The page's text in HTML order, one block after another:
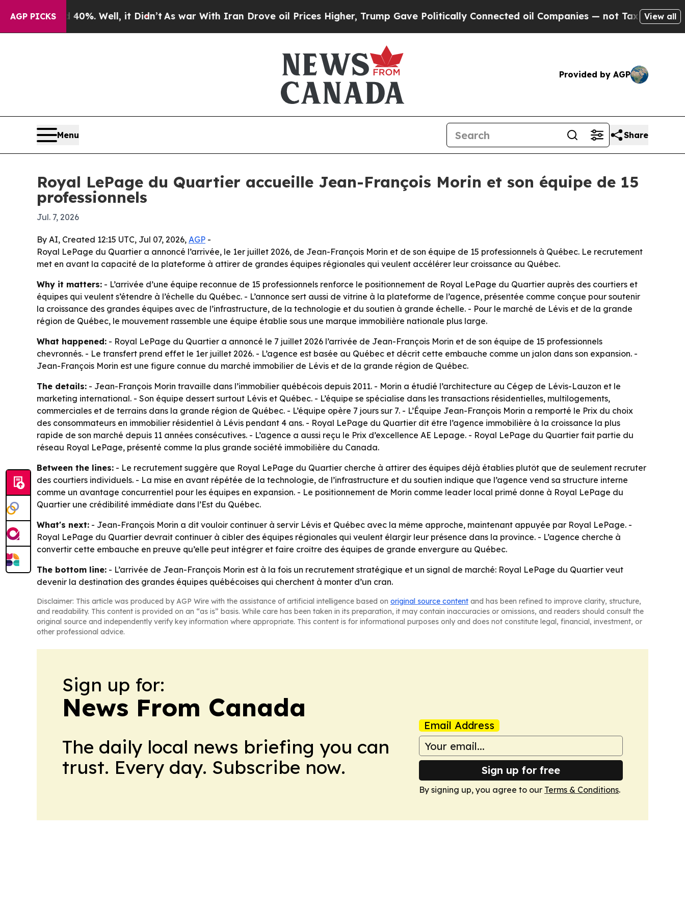
AGP PICKS
Around 40%. Well, it Didn’tAs war With Iran Drove oil Prices Higher, Trump Gave Politically Connected oil Companies — not Taxpayers — the
View all
Provided by AGP
Menu Share
Royal LePage du Quartier accueille Jean-François Morin et son équipe de 15
professionnels
Jul. 7, 2026
By AI, Created 12:15 UTC, Jul 07, 2026, AGP -
Royal LePage du Quartier a annoncé l’arrivée, le 1er juillet 2026, de Jean-François Morin et de son équipe de 15 professionnels à Québec. Le recrutement
met en avant la capacité de la plateforme à attirer de grandes équipes régionales qui veulent accélérer leur croissance au Québec.
Why it matters: - L’arrivée d’une équipe reconnue de 15 professionnels renforce le positionnement de Royal LePage du Quartier auprès des courtiers et
équipes qui veulent s’étendre à l’échelle du Québec. - L’annonce sert aussi de vitrine à la plateforme de l’agence, présentée comme conçue pour soutenir
la croissance des grandes équipes avec de l’infrastructure, de la technologie et du soutien à grande échelle. - Pour le marché de Lévis et de la grande
région de Québec, le mouvement rassemble une équipe établie sous une marque immobilière nationale plus large.
What happened: - Royal LePage du Quartier a annoncé le 7 juillet 2026 l’arrivée de Jean-François Morin et de son équipe de 15 professionnels
chevronnés. - Le transfert prend effet le 1er juillet 2026. - L’agence est basée au Québec et décrit cette embauche comme un jalon dans son expansion. -
Jean-François Morin est une figure connue du marché immobilier de Lévis et de la grande région de Québec.
The details: - Jean-François Morin travaille dans l’immobilier québécois depuis 2011. - Morin a étudié l’architecture au Cégep de Lévis-Lauzon et le
marketing international. - Son équipe dessert surtout Lévis et Québec. - L’équipe se spécialise dans les transactions résidentielles, multilogements,
commerciales et de terrains dans la grande région de Québec. - L’équipe opère 7 jours sur 7. - L’Équipe Jean-François Morin a remporté le Prix du choix
des consommateurs en immobilier résidentiel à Lévis pendant 4 ans. - Royal LePage du Quartier dit être l’agence immobilière à la croissance la plus
rapide de son marché depuis 11 années consécutives. - L’agence a aussi reçu le Prix d’excellence AE Lepage. - Royal LePage du Quartier fait partie du
réseau Royal LePage, présenté comme la plus grande société immobilière du Canada.
Between the lines: - Le recrutement suggère que Royal LePage du Quartier cherche à attirer des équipes déjà établies plutôt que de seulement recruter
des courtiers individuels. - La mise en avant répétée de la technologie, de l’infrastructure et du soutien indique que l’agence vend sa structure interne
comme un avantage concurrentiel pour les équipes en expansion. - Le positionnement de Morin comme leader local primé donne à Royal LePage du
Quartier une crédibilité immédiate dans l’Est du Québec.
What's next: - Jean-François Morin a dit vouloir continuer à servir Lévis et Québec avec la même approche, maintenant appuyée par Royal LePage. -
Royal LePage du Quartier devrait continuer à cibler des équipes régionales qui veulent élargir leur présence dans la province. - L’agence cherche à
convertir cette embauche en preuve qu’elle peut intégrer et faire croître des équipes de grande envergure au Québec.
The bottom line: - L’arrivée de Jean-François Morin est à la fois un recrutement stratégique et un signal de marché: Royal LePage du Quartier veut
devenir la destination des grandes équipes québécoises qui cherchent à monter d’un cran.
Disclaimer: This article was produced by AGP Wire with the assistance of artificial intelligence based on original source content and has been refined to improve clarity, structure,
and readability. This content is provided on an “as is” basis. While care has been taken in its preparation, it may contain inaccuracies or omissions, and readers should consult the
original source and independently verify key information where appropriate. This content is for informational purposes only and does not constitute legal, financial, investment, or
other professional advice.
Sign up for:
News From Canada
The daily local news briefing you can
trust. Every day. Subscribe now.
Email Address
Sign up for free
By signing up, you agree to our Terms & Conditions.